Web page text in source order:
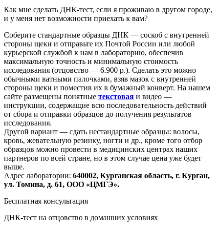
Как мне сделать ДНК-тест, если я проживаю в другом городе,
и у меня нет возможности приехать к вам?
Соберите стандартные образцы ДНК — соскоб с внутренней
стороны щеки и отправьте их Почтой России или любой
курьерской службой к нам в лабораторию, обеспечив
максимальную точность и минимальную стоимость
исследования (отцовство — 6.900 р.). Сделать это можно
обычными ватными палочками, взяв мазок с внутренней
стороны щеки и поместив их в бумажный конверт. На нашем
сайте размещены понятные текстовая и видео —
инструкции, содержащие всю последовательность действий
от сбора и отправки образцов до получения результатов
исследования.
Другой вариант — сдать нестандартные образцы: волосы,
кровь, жевательную резинку, ногти и др., кроме того отбор
образцов можно провести в медицинских центрах наших
партнеров по всей стране, но в этом случае цена уже будет
выше.
Адрес лаборатории: 640002, Курганская область, г. Курган,
ул. Томина, д. 61, ООО «ЦМГЭ».
Бесплатная консультация
ДНК-тест на отцовство в домашних условиях